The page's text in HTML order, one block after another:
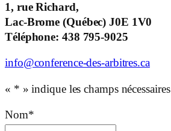
1, rue Richard,
Lac-Brome (Québec) J0E 1V0
Téléphone: 438 795-9025
info@conference-des-arbitres.ca
« * » indique les champs nécessaires
Nom*